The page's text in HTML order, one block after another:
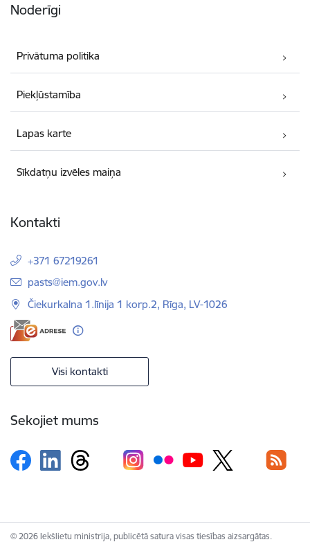
Noderīgi
Privātuma politika
Piekļūstamība
Lapas karte
Sīkdatņu izvēles maiņa
Kontakti
+371 67219261
E-pasts:
pasts@iem.gov.lv
Čiekurkalna 1.līnija 1 korp.2, Rīga, LV-1026
Visi kontakti
Sekojiet mums
© 2026 Iekšlietu ministrija, publicētā satura visas tiesības aizsargātas.